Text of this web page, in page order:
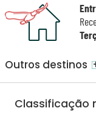
Classificação
Outros destinos